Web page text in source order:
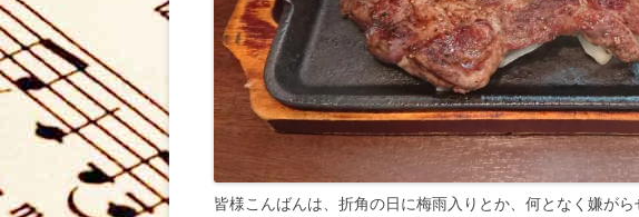
皆様こんばんは、折角の日に梅雨入りとか、何となく嫌が